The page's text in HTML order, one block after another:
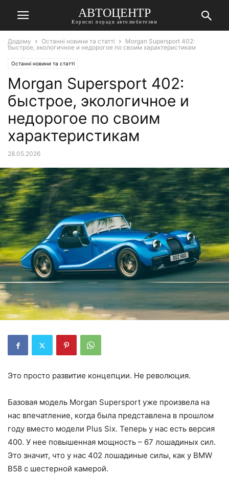
АВТОЦЕНТР
Корисні поради автолюбителям
Додому Останні новини та статті
Morgan Supersport 402:
быстрое, экологичное и недорогое по своим характеристикам
Останні новини та статті
Morgan Supersport 402:
быстрое, экологичное и
недорогое по своим
характеристикам
28.05.2026
Это просто развитие концепции. Не революция.
Базовая модель Morgan Supersport уже произвела на
нас впечатление, когда была представлена в прошлом
году вместо модели Plus Six. Теперь у нас есть версия
400. У нее повышенная мощность – 67 лошадиных сил.
Это значит, что у нас 402 лошадиные силы, как у BMW
B58 с шестерной камерой.